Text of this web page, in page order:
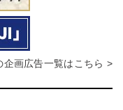
企画広告一覧はこちら >